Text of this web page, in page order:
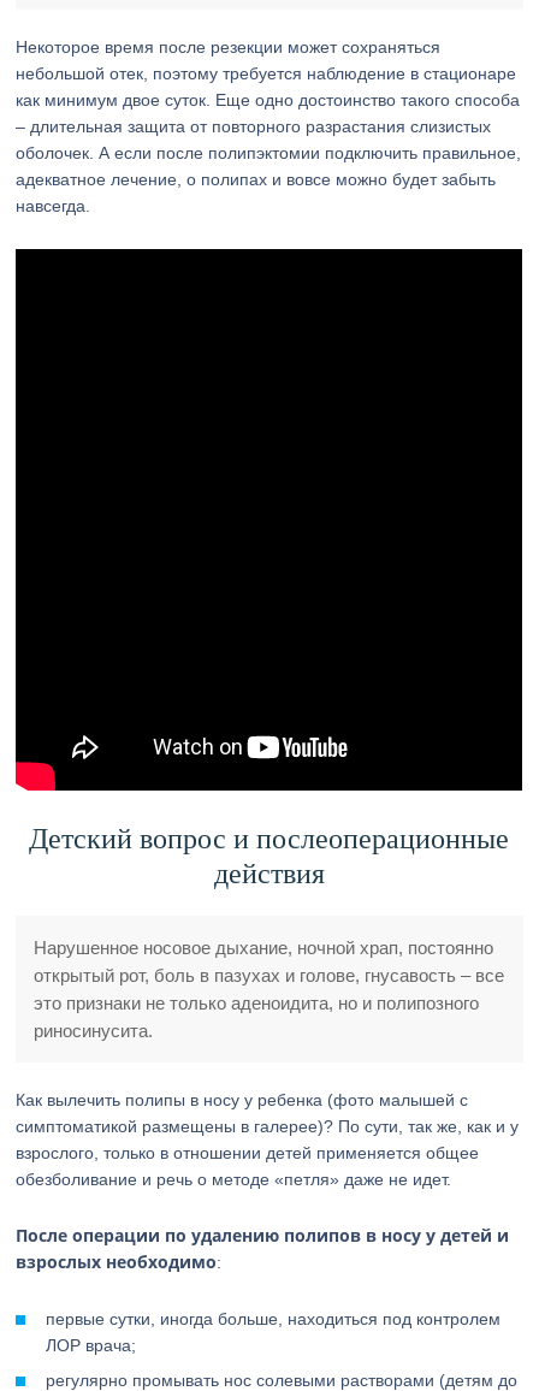
Некоторое время после резекции может сохраняться
небольшой отек, поэтому требуется наблюдение в стационаре
как минимум двое суток. Еще одно достоинство такого способа
– длительная защита от повторного разрастания слизистых
оболочек. А если после полипэктомии подключить правильное,
адекватное лечение, о полипах и вовсе можно будет забыть
навсегда.
Детский вопрос и послеоперационные
действия
Нарушенное носовое дыхание, ночной храп, постоянно
открытый рот, боль в пазухах и голове, гнусавость – все
это признаки не только аденоидита, но и полипозного
риносинусита.
Как вылечить полипы в носу у ребенка (фото малышей с
симптоматикой размещены в галерее)? По сути, так же, как и у
взрослого, только в отношении детей применяется общее
обезболивание и речь о методе «петля» даже не идет.
После операции по удалению полипов в носу у детей и
взрослых необходимо:
первые сутки, иногда больше, находиться под контролем
ЛОР врача;
регулярно промывать нос солевыми растворами (детям до